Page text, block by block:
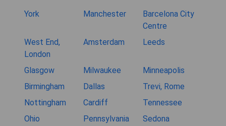
York Manchester
Barcelona City
Centre
West End,
London
Amsterdam Leeds
Glasgow Milwaukee
Minneapolis
Birmingham
Dallas
Trevi, Rome
Nottingham
Cardiff
Tennessee
Ohio
Pennsylvania Sedona